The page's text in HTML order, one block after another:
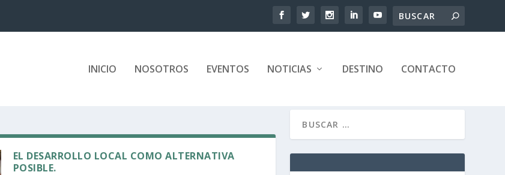
INICIO NOSOTROS EVENTOS NOTICIAS DESTINO CONTACTO
EL DESARROLLO LOCAL COMO ALTERNATIVA
POSIBLE.